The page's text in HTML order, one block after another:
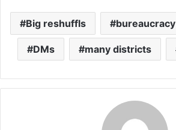
Big reshuffls bureaucracy
DMs many districts